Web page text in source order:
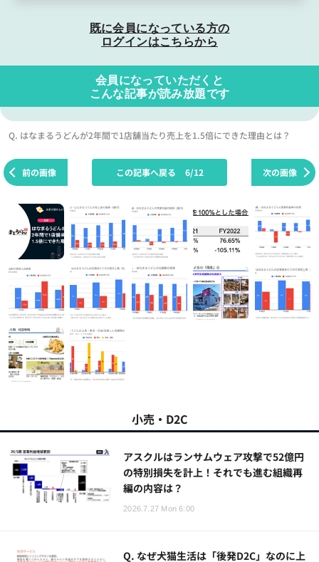
既に会員になっている方の
ログインはこちらから
会員になっていただくと
こんな記事が読み放題です
Q. はなまるうどんが2年間で1店舗当たり売上を1.5倍にできた理由とは？
前の画像 次の画像
この記事へ戻る 6/12
小売・D2C
アスクルはランサムウェア攻撃で52億円
の特別損失を計上！それでも進む組織再
編の内容は？
2026.7.27 Mon 6:00
Q. なぜ犬猫生活は「後発D2C」なのに上